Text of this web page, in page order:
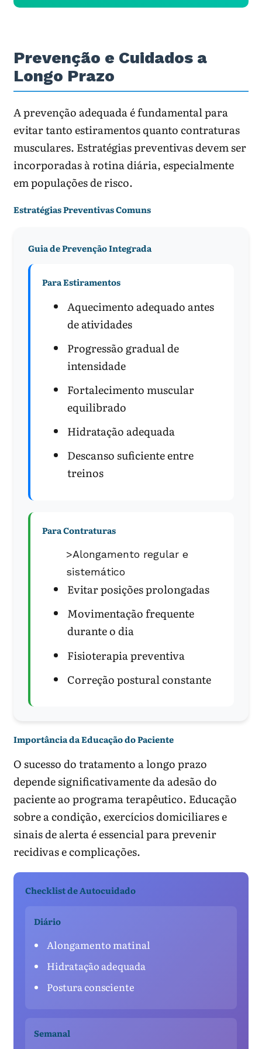
Prevenção e Cuidados a
Longo Prazo
A prevenção adequada é fundamental para
evitar tanto estiramentos quanto contraturas
musculares. Estratégias preventivas devem ser
incorporadas à rotina diária, especialmente
em populações de risco.
Estratégias Preventivas Comuns
Guia de Prevenção Integrada
Para Estiramentos
Aquecimento adequado antes
de atividades
Progressão gradual de
intensidade
Fortalecimento muscular
equilibrado
Hidratação adequada
Descanso suficiente entre
treinos
Para Contraturas
>Alongamento regular e
sistemático
Evitar posições prolongadas
Movimentação frequente
durante o dia
Fisioterapia preventiva
Correção postural constante
Importância da Educação do Paciente
O sucesso do tratamento a longo prazo
depende significativamente da adesão do
paciente ao programa terapêutico. Educação
sobre a condição, exercícios domiciliares e
sinais de alerta é essencial para prevenir
recidivas e complicações.
Checklist de Autocuidado
Diário
Alongamento matinal
Hidratação adequada
Postura consciente
Semanal